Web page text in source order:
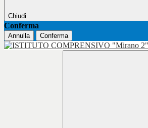
Chiudi
Conferma
Annulla Conferma